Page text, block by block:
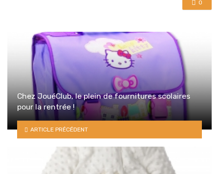
0
Chez JouéClub, le plein de fournitures scolaires
pour la rentrée !
ARTICLE PRÉCÉDENT